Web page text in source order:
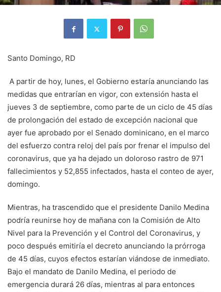
Santo Domingo, RD
A partir de hoy, lunes, el Go­bierno estaría anunciando las
medidas que entrarían en vigor, con extensión has­ta el
jueves 3 de septiembre, como parte de un ciclo de 45 días
de prolongación del es­tado de excepción nacional que
ayer fue aprobado por el Senado dominicano, en el marco
del esfuerzo contra reloj del país por frenar el im­pulso del
coronavirus, que ya ha dejado un doloroso ras­tro de 971
fallecimientos y 52,855 infectados, hasta el conteo de ayer,
domingo.
Mientras, ha trascendi­do que el presidente Danilo Medina
podría reunirse hoy de mañana con la Comisión de Alto
Nivel para la Preven­ción y el Control del Corona­virus, y
poco después emiti­ría el decreto anunciando la prórroga
de 45 días, cuyos efectos estarían viándose de inmediato.
Bajo el mandato de Da­nilo Medina, el periodo de
emergencia durará 26 días, mientras al para entonces